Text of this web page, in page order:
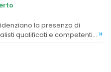
qualificati e competenti, »